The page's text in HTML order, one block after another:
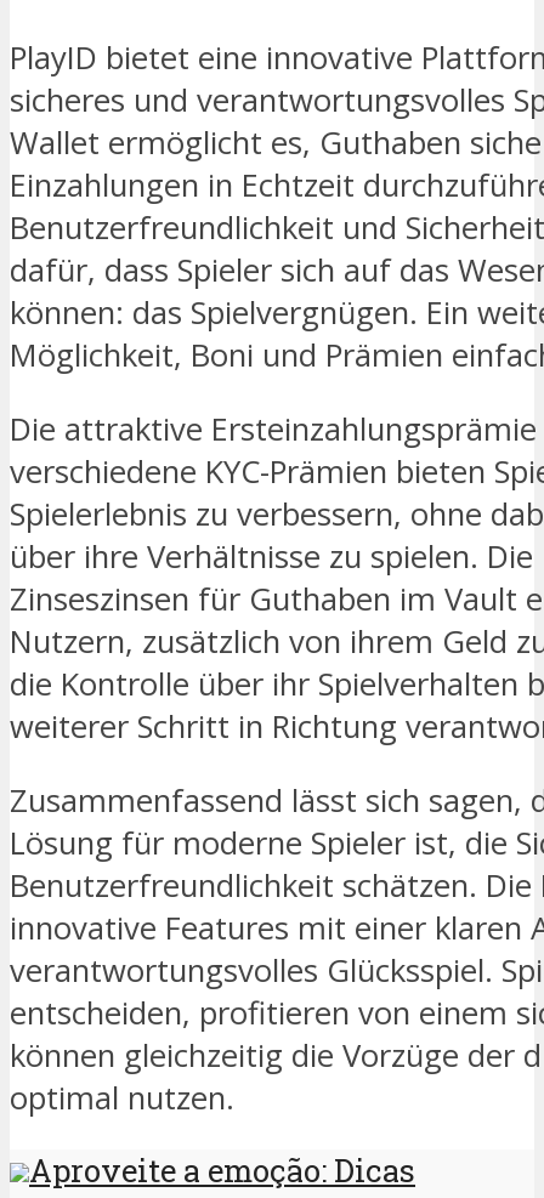
PlayID bietet eine innovative
sicheres und verantwortungsvolles
Wallet ermöglicht es, Guthaben
Einzahlungen in Echtzeit
Benutzerfreundlichkeit und
dafür, dass Spieler sich auf das
können: das Spielvergnügen. Ein
Möglichkeit, Boni und Prämien
Die attraktive
verschiedene KYC-Prämien bieten
Spielerlebnis zu verbessern, ohne
über ihre Verhältnisse zu spielen.
Zinseszinsen für Guthaben im Vault
Nutzern, zusätzlich von ihrem Geld
die Kontrolle über ihr Spielverhalten
weiterer Schritt in Richtung
Zusammenfassend lässt sich sagen,
Lösung für moderne Spieler ist, die
Benutzerfreundlichkeit schätzen.
innovative Features mit einer klaren
verantwortungsvolles Glücksspiel.
entscheiden, profitieren von einem
können gleichzeitig die Vorzüge der
optimal nutzen.
Aproveite a emoção: Dicas